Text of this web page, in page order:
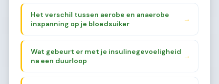
Het verschil tussen aerobe en anaerobe
inspanning op je bloedsuiker
→
Wat gebeurt er met je insulinegevoeligheid
na een duurloop
→